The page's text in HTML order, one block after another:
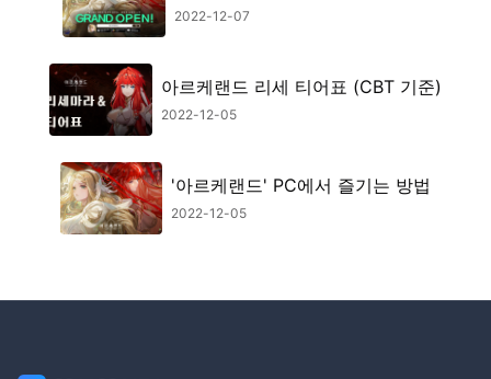
2022-12-07
아르케랜드 리세 티어표 (CBT 기준)
2022-12-05
'아르케랜드' PC에서 즐기는 방법
2022-12-05